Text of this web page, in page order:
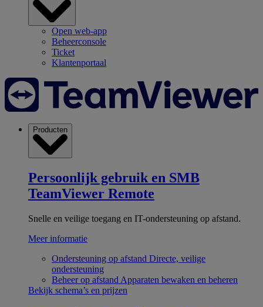
Open web-app
Beheerconsole
Ticket
Klantenportaal
Producten
Persoonlijk gebruik en SMB
TeamViewer Remote
Snelle en veilige toegang en IT-ondersteuning op afstand.
Meer informatie
Ondersteuning op afstand Directe, veilige
ondersteuning
Beheer op afstand Apparaten bewaken en beheren
Bekijk schema’s en prijzen